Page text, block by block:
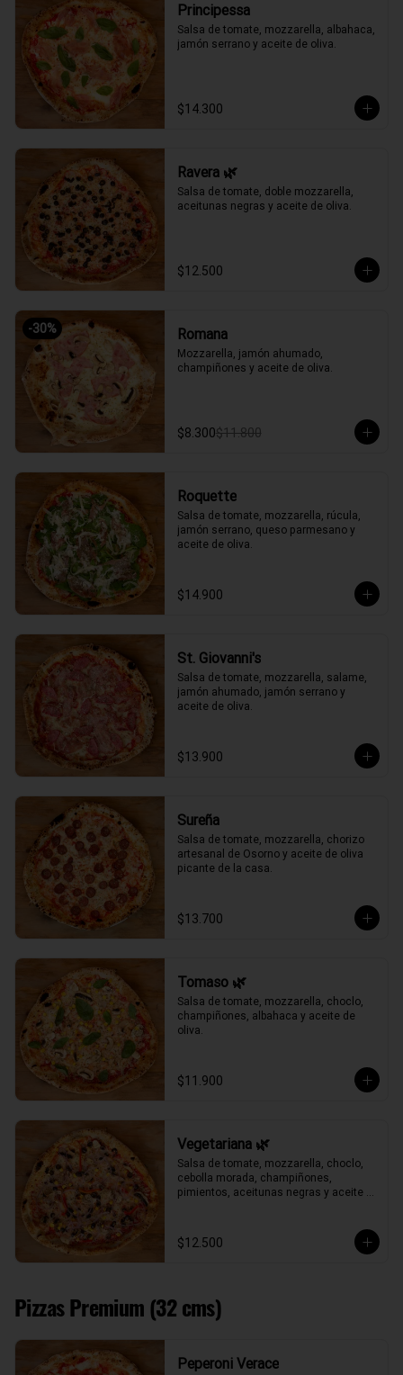
Principessa
Salsa de tomate, mozzarella, albahaca,
jamón serrano y aceite de oliva.
$14.300
Ravera 🌿
Salsa de tomate, doble mozzarella,
aceitunas negras y aceite de oliva.
$12.500
-30% Romana
Mozzarella, jamón ahumado,
champiñones y aceite de oliva.
$8.300$11.800
Roquette
Salsa de tomate, mozzarella, rúcula,
jamón serrano, queso parmesano y
aceite de oliva.
$14.900
St. Giovanni's
Salsa de tomate, mozzarella, salame,
jamón ahumado, jamón serrano y
aceite de oliva.
$13.900
Sureña
Salsa de tomate, mozzarella, chorizo
artesanal de Osorno y aceite de oliva
picante de la casa.
$13.700
Tomaso 🌿
Salsa de tomate, mozzarella, choclo,
champiñones, albahaca y aceite de
oliva.
$11.900
Vegetariana 🌿
Salsa de tomate, mozzarella, choclo,
cebolla morada, champiñones,
pimientos, aceitunas negras y aceite
$12.500
Pizzas Premium (32 cms)
Peperoni Verace